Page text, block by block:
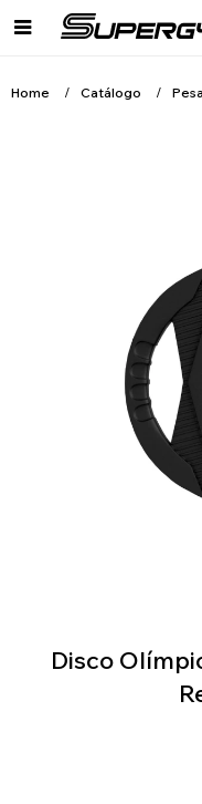

Home Catálogo
Disco